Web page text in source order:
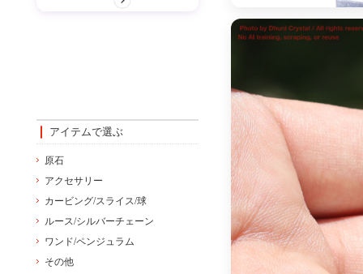
アイテムで選ぶ
原石
アクセサリー
カービング/スライス/球
ルース/シルバーチェーン
ワンド/ペンジュラム
その他